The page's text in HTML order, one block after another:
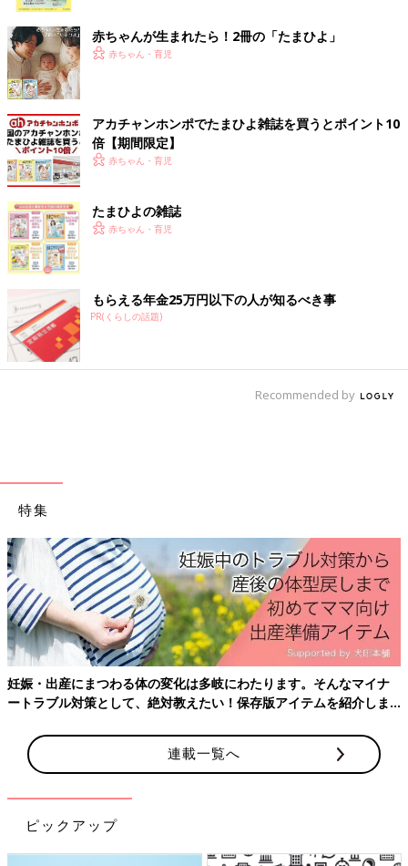
すよね！特にお気に入りはリボン柄のパンツだそうで、お尻部分
ゅうされているとのこと♪
前後どちらから見ても可愛い♪ セーラーえりが素敵
な半袖トップス
赤ちゃんが生まれたら！2冊の「たまひよ」
赤ちゃん・育児
アカチャンホンポでたまひよ雑誌を買うとポイント10
倍【期間限定】
赤ちゃん・育児
たまひよの雑誌
赤ちゃん・育児
もらえる年金25万円以下の人が知るべき事
PR(くらしの話題)
Recommended by
特集
妊娠・出産にまつわる体の変化は多岐にわたります。そんなマイナ
ートラブル対策として、絶対教えたい！保存版アイテムを紹介しま
連載一覧へ
ピックアップ